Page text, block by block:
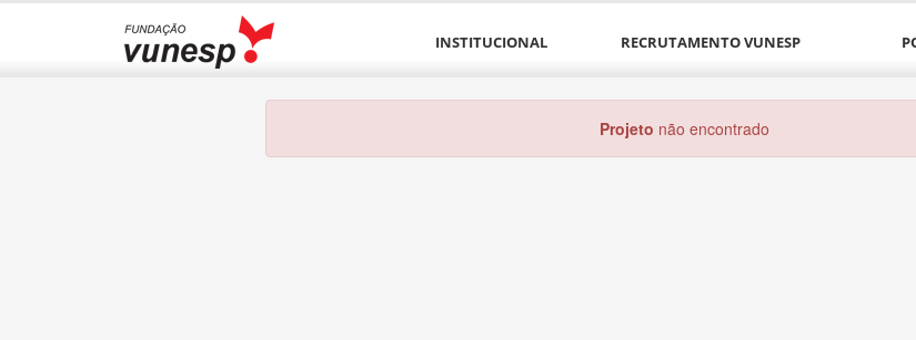
INSTITUCIONAL RECRUTAMENTO VUNESP
Projeto não encontrado